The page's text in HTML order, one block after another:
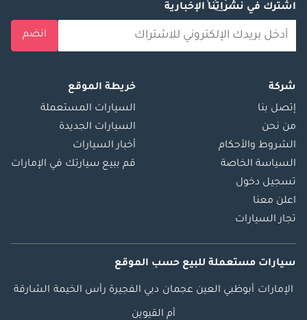
اشترك في نشراتنا الإخبارية
انضم
شركة
إتصل بنا
من نحن
الشروط والأحكام
السياسة الخاصة
تسجيل دخول
اعلن معنا
تجار السيارات
خريطة الموقع
السيارات المستعملة
السيارات الجديدة
أخبار السيارات
قم ببيع سيارتك في الإمارات
سيارات مستعملة للبيع حسب الموقع
الإمارات أبوظبي العين عجمان دبي الفجيرة رأس الخيمة الشارقة
أم القيوين